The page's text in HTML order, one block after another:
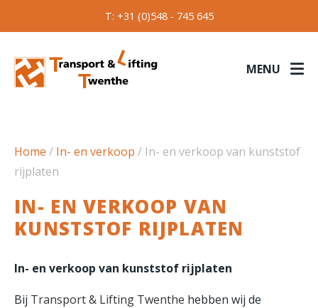
T: +31 (0)548 - 745 645
MENU
Home / In- en verkoop / In- en verkoop van kunststof
rijplaten
IN- EN VERKOOP VAN
KUNSTSTOF RIJPLATEN
In- en verkoop van kunststof rijplaten
Bij Transport & Lifting Twenthe hebben wij de